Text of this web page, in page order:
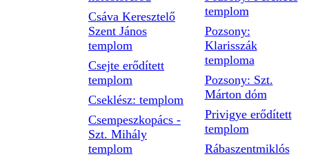
Csáva Keresztelő
Szent János
templom
Csejte erődített
templom
Cseklész: templom
Csempeszkopács -
Szt. Mihály
templom
templom
Pozsony:
Klarisszák
temploma
Pozsony: Szt.
Márton dóm
Privigye erődített
templom
Rábaszentmiklós